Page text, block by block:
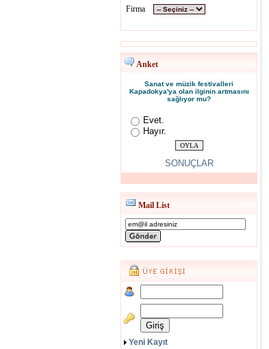
Firma
Anket
Sanat ve müzik festivalleri
Kapadokya'ya olan ilginin artmasını
sağlıyor mu?
Evet.
Hayır.
SONUÇLAR
Mail List
Yeni Kayıt